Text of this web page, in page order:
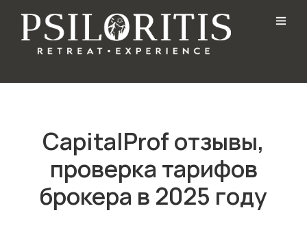
CapitalProf отзывы,
проверка тарифов
брокера в 2025 году